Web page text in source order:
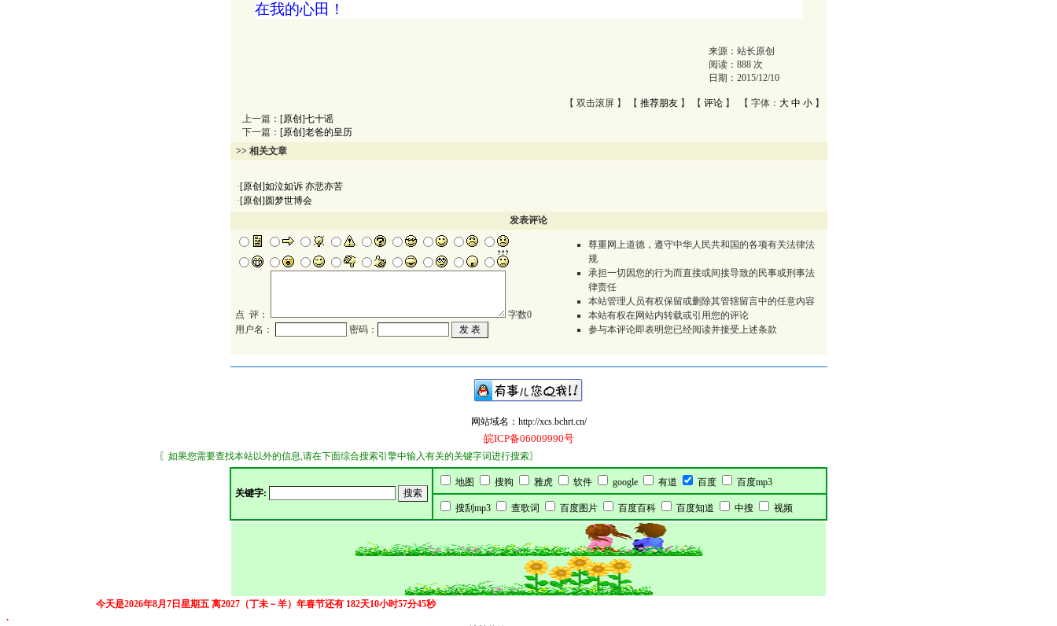
在我的心田！
来源： 站长原创
阅读： 888次
日期： 2015/12/10
【 双击滚屏 】 【 推荐朋友】 【 评论】 【 字体： 大 中 小】
上一篇： [原创]七十谣
下一篇： [原创]老爸的皇历
>> 相关文章
·[原创]如泣如诉 亦悲亦苦
·[原创]圆梦世博会
发表评论
点 评： 字数0
用户名：
密码：
尊重网上道德，遵守中华人民共和国的各项有关法律法
规
承担一切因您的行为而直接或间接导致的民事或刑事法
律责任
本站管理人员有权保留或删除其管辖留言中的任意内容
本站有权在网站内转载或引用您的评论
参与本评论即表明您已经阅读并接受上述条款
网站域名：http://xcs.bchrt.cn/
皖ICP备06009990号
〖如果您需要查找本站以外的信息,请在下面综合搜索引擎中输入有关的关键字词进行搜索〗
关键字:
地图 搜狗 雅虎 软件 google 有道 百度 百度mp3
搜刮mp3 查歌词 百度图片 百度百科 百度知道 中搜 视频
今天是2026年8月7日星期五 离2027（丁未－羊）年春节还有 182天10小时57分45秒
.